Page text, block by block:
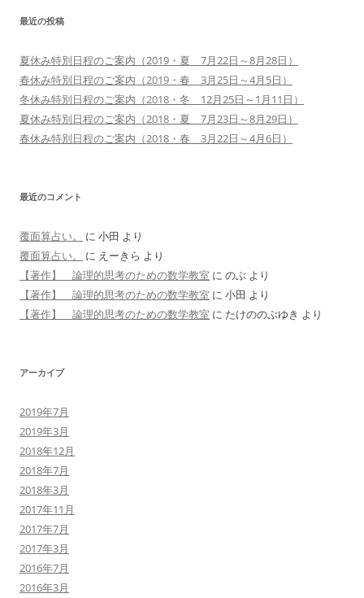
最近の投稿
夏休み特別日程のご案内（2019・夏 7月22日～8月28日）
春休み特別日程のご案内（2019・春 3月25日～4月5日）
冬休み特別日程のご案内（2018・冬 12月25日～1月11日）
夏休み特別日程のご案内（2018・夏 7月23日～8月29日）
春休み特別日程のご案内（2018・春 3月22日～4月6日）
最近のコメント
覆面算占い。 に 小田 より
覆面算占い。
に えーきら より
【著作】 論理的思考のための数学教室 に のぶ より
【著作】 論理的思考のための数学教室 に 小田 より
【著作】 論理的思考のための数学教室 に たけののぶゆき より
アーカイブ
2019年7月
2019年3月
2018年12月
2018年7月
2018年3月
2017年11月
2017年7月
2017年3月
2016年7月
2016年3月